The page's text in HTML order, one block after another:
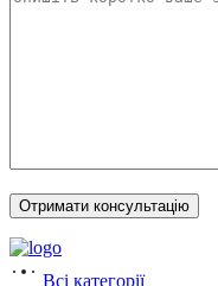
Всі категорії